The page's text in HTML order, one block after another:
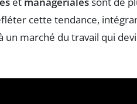
cette tendance,
marché du travail qui